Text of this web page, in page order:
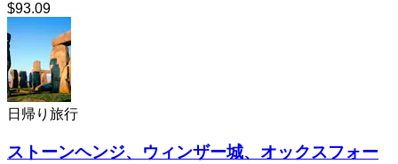
$93.09
日帰り旅行
ストーンヘンジ、ウィンザー城、オックスフォー